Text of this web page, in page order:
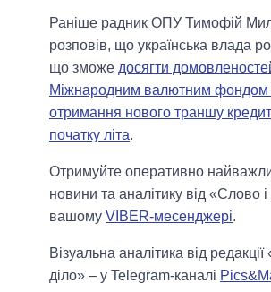
Раніше радник ОПУ Тимофій
розповів, що українська влада
що зможе досягти
Міжнародним валютним фондом
отримання нового траншу
початку літа.
Отримуйте оперативно
новини та аналітику від «Слово і
вашому VIBER-месенджері.
Візуальна аналітика від
діло» – у Telegram-каналі